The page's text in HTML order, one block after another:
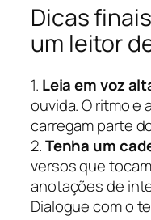
Dicas
um leitor
1. Leia em voz
ouvida. O ritmo e
carregam parte
2.Tenha um
versos que
anotações de
Dialogue com o